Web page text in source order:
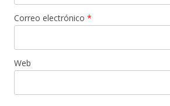
Correo electrónico *
Web